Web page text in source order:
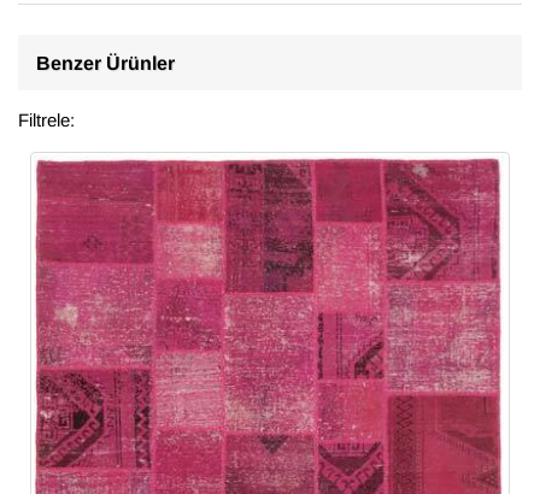
Benzer Ürünler
Filtrele: